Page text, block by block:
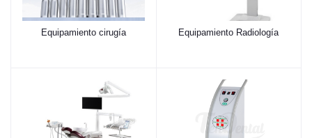
Equipamiento cirugía Equipamiento Radiología